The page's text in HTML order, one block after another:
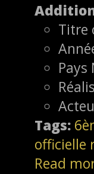
Titre
Pays
Tags:
officielle
Read